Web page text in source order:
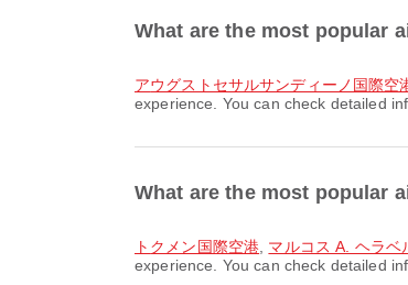
What are the most popular
アウグストセサルサンディーノ国際空
experience. You can check detailed
What are the most popular
トクメン国際空港 マルコス A. ヘラベ
experience. You can check detailed